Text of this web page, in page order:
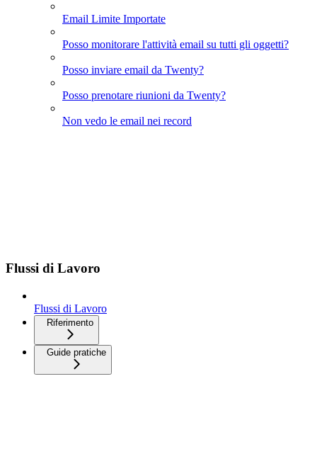
Email Limite Importate
Posso monitorare l'attività email su tutti gli oggetti?
Posso inviare email da Twenty?
Posso prenotare riunioni da Twenty?
Non vedo le email nei record
Flussi di Lavoro
Flussi di Lavoro
Riferimento
Guide pratiche